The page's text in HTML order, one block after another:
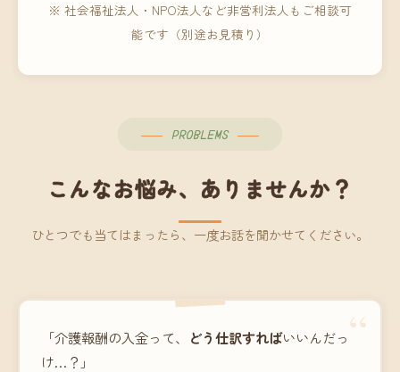
※ 社会福祉法人・NPO法人など非営利法人もご相談可
能です（別途お見積り）
PROBLEMS
こんなお悩み、ありませんか？
ひとつでも当てはまったら、一度お話を聞かせてください。
“
「介護報酬の入金って、 どう仕訳すればいいんだっ
け…？」